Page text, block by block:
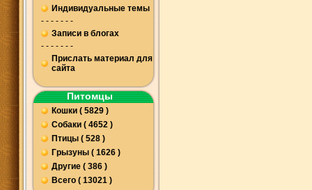
Индивидуальные темы
- - - - - - -
Записи в блогах
- - - - - - -
Прислать материал для
сайта
Питомцы
Кошки ( 5829 )
Собаки ( 4652 )
Птицы ( 528 )
Грызуны ( 1626 )
Другие ( 386 )
Всего ( 13021 )